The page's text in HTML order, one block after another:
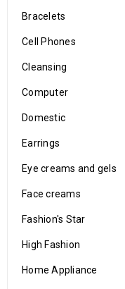
Bracelets
Cell Phones
Cleansing
Computer
Domestic
Earrings
Eye creams and gels
Face creams
Fashion's Star
High Fashion
Home Appliance